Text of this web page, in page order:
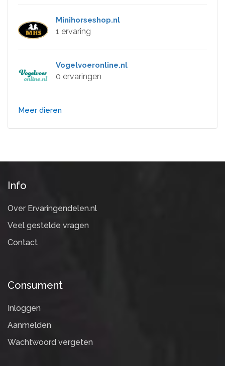
Minihorseshop.nl
1 ervaring
Vogelvoeronline.nl
0 ervaringen
Meer dieren
Info
Over Ervaringendelen.nl
Veel gestelde vragen
Contact
Consument
Inloggen
Aanmelden
Wachtwoord vergeten